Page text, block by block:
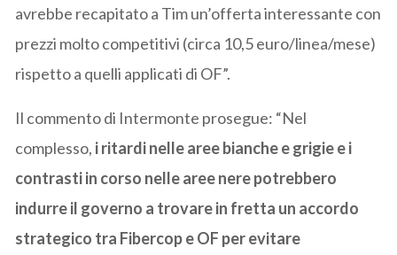
avrebbe recapitato a Tim un’offerta interessante con
prezzi molto competitivi (circa 10,5 euro/linea/mese)
rispetto a quelli applicati di OF”.
Il commento di Intermonte prosegue: “Nel
complesso, i ritardi nelle aree bianche e grigie e i
contrasti in corso nelle aree nere potrebbero
indurre il governo a trovare in fretta un accordo
strategico tra Fibercop e OF per evitare